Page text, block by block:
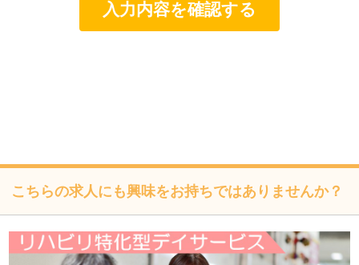
個人情報は、適法かつ適正な方法で取得します。
個人情報の取扱いについて
株式会社フォーテック（以下「当社」といいます）は、当プ
こちらの求人にも興味をお持ちではありませんか？